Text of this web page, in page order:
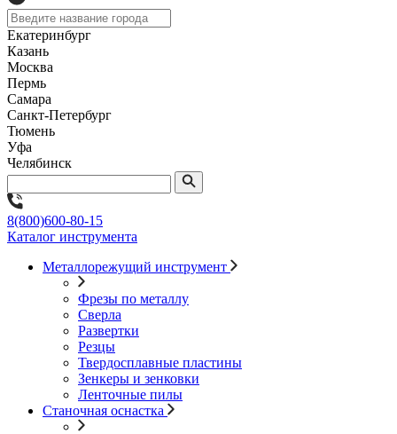
Екатеринбург
Казань
Москва
Пермь
Самара
Санкт-Петербург
Тюмень
Уфа
Челябинск
8(800)600-80-15
Каталог инструмента
Металлорежущий инструмент
Фрезы по металлу
Сверла
Развертки
Резцы
Твердосплавные пластины
Зенкеры и зенковки
Ленточные пилы
Станочная оснастка